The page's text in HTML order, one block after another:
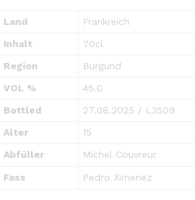
Land
Frankreich
Inhalt
70cl
Region
Burgund
VOL %
45.0
Bottled
27.08.2025 / L3509
Alter
15
Abfüller
Michel Couvreur
Fass Pedro Ximenez